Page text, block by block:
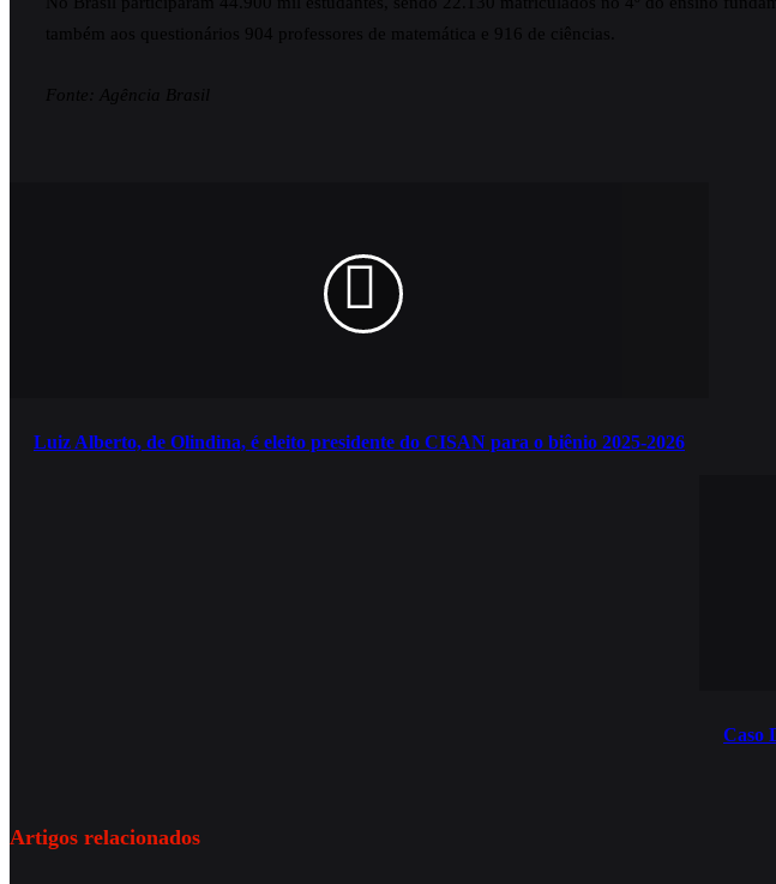
também aos questionários 904 professores de matemática e 916 de ciências.
Fonte: Agência Brasil
Luiz Alberto, de Olindina, é eleito presidente do CISAN para o biênio 2025-2026
Caso
Artigos relacionados